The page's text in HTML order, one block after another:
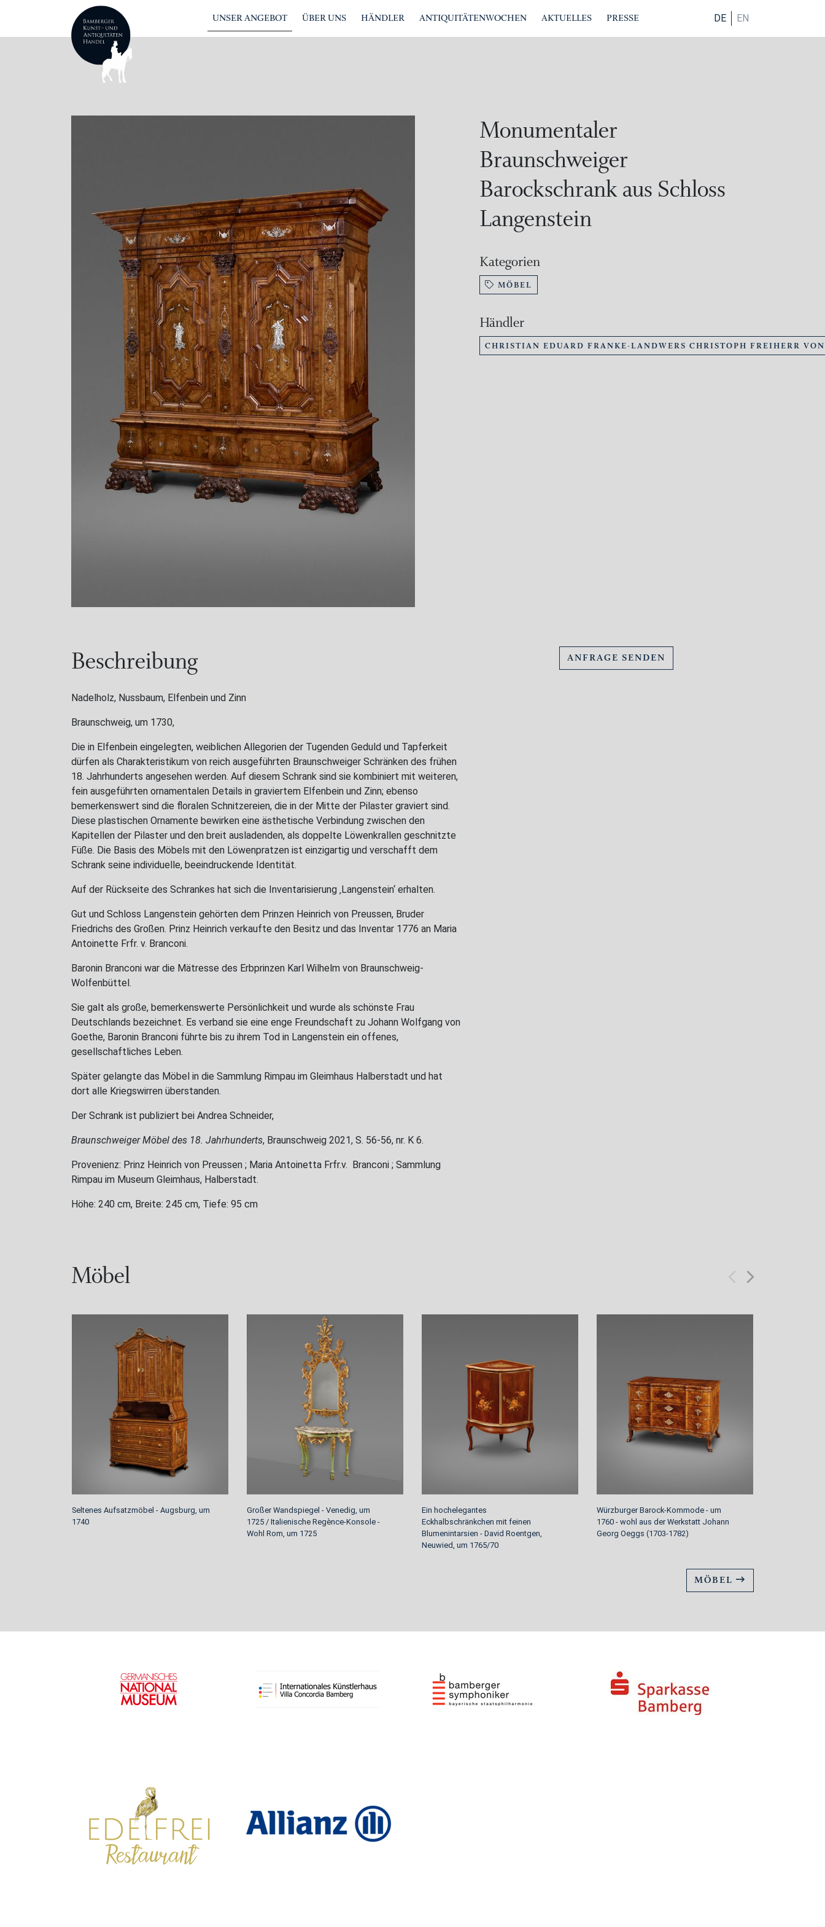
UNSER ANGEBOT ÜBER UNS HÄNDLER ANTIQUITÄTENWOCHEN AKTUELLES PRESSE DE EN
Monumentaler
Braunschweiger
Barockschrank aus Schloss
Langenstein
Kategorien
MÖBEL
Händler
CHRISTIAN EDUARD FRANKE-LANDWERS CHRISTOPH FREIHERR
Beschreibung
Nadelholz, Nussbaum, Elfenbein und Zinn
Braunschweig, um 1730,
Die in Elfenbein eingelegten, weiblichen Allegorien der Tugenden Geduld und Tapferkeit
dürfen als Charakteristikum von reich ausgeführten Braunschweiger Schränken des frühen
18. Jahrhunderts angesehen werden. Auf diesem Schrank sind sie kombiniert mit weiteren,
fein ausgeführten ornamentalen Details in graviertem Elfenbein und Zinn; ebenso
bemerkenswert sind die floralen Schnitzereien, die in der Mitte der Pilaster graviert sind.
Diese plastischen Ornamente bewirken eine ästhetische Verbindung zwischen den
Kapitellen der Pilaster und den breit ausladenden, als doppelte Löwenkrallen geschnitzte
Füße. Die Basis des Möbels mit den Löwenpratzen ist einzigartig und verschafft dem
Schrank seine individuelle, beeindruckende Identität.
Auf der Rückseite des Schrankes hat sich die Inventarisierung ‚Langenstein‘ erhalten.
Gut und Schloss Langenstein gehörten dem Prinzen Heinrich von Preussen, Bruder
Friedrichs des Großen. Prinz Heinrich verkaufte den Besitz und das Inventar 1776 an Maria
Antoinette Frfr. v. Branconi.
Baronin Branconi war die Mätresse des Erbprinzen Karl Wilhelm von Braunschweig-
Wolfenbüttel.
Sie galt als große, bemerkenswerte Persönlichkeit und wurde als schönste Frau
Deutschlands bezeichnet. Es verband sie eine enge Freundschaft zu Johann Wolfgang von
Goethe, Baronin Branconi führte bis zu ihrem Tod in Langenstein ein offenes,
gesellschaftliches Leben.
Später gelangte das Möbel in die Sammlung Rimpau im Gleimhaus Halberstadt und hat
dort alle Kriegswirren überstanden.
Der Schrank ist publiziert bei Andrea Schneider,
Braunschweiger Möbel des 18. Jahrhunderts, Braunschweig 2021, S. 56-56, nr. K 6.
Provenienz: Prinz Heinrich von Preussen ; Maria Antoinetta Frfr.v. Branconi ; Sammlung
Rimpau im Museum Gleimhaus, Halberstadt.
Höhe: 240 cm, Breite: 245 cm, Tiefe: 95 cm
ANFRAGE SENDEN
Möbel
Seltenes Aufsatzmöbel - Augsburg, um
1740
Großer Wandspiegel - Venedig, um
1725 / Italienische Regènce-Konsole -
Wohl Rom, um 1725
Ein hochelegantes
Eckhalbschränkchen mit feinen
Blumenintarsien - David Roentgen,
Neuwied, um 1765/70
Würzburger Barock-Kommode - um
1760 - wohl aus der Werkstatt Johann
Georg Oeggs (1703-1782)
MÖBEL